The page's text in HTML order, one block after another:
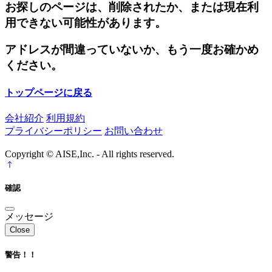
お探しのページは、削除されたか、または現在利
用できない可能性があります。
アドレスが間違っていないか、もう一度お確かめ
ください。
トップページに戻る
会社紹介 利用規約
プライバシーポリシー お問い合わせ
Copyright © AISE,Inc. - All rights reserved.
確認
メッセージ
Close
警告！！